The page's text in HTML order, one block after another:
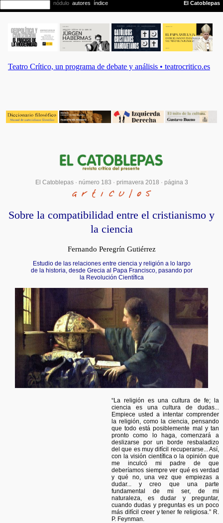
El Catoblepas · número 183 · primavera 2018 · página 3
Sobre la compatibilidad entre el cristianismo y
la ciencia
Fernando Peregrín Gutiérrez
Estudio de las relaciones entre ciencia y religión a lo largo
de la historia, desde Grecia al Papa Francisco, pasando por
la Revolución Científica
“La religión es una cultura de fe; la
ciencia es una cultura de dudas...
Empiece usted a intentar comprender
la religión, como la ciencia, pensando
que todo está posiblemente mal y tan
pronto como lo haga, comenzará a
deslizarse por un borde resbaladizo
del que es muy difícil recuperarse... Así,
con la visión científica o la opinión que
me inculcó mi padre de que
deberíamos siempre ver qué es verdad
y qué no, una vez que empiezas a
dudar... y creo que una parte
fundamental de mi ser, de mi
naturaleza, es dudar y preguntar,
cuando dudas y preguntas es un poco
más difícil creer y tener fe religiosa.” R.
P. Feynman.